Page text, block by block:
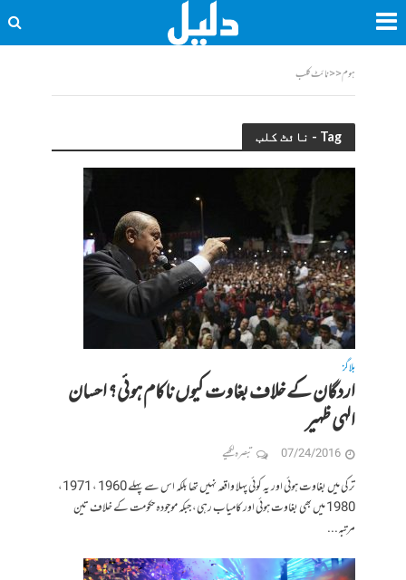
ہوم<<نائٹ کلب
Tag - نائٹ کلب
بلاگز
اردگان کے خلاف بغاوت کیوں ناکام ہوئی؟ احسان
الہی ظہیر
07/24/2016 تبصرہ لکھیے
ترکی میں بغاوت ہوئی اور یہ کوئی پہلا واقعہ نہیں تھا بلکہ اس سے پہلے 1960 ، 1971،
1980 میں بھی بغاوت ہوئی اور کامیاب رہی، جبکہ موجودہ حکومت کے خلاف تین
مرتبہ...